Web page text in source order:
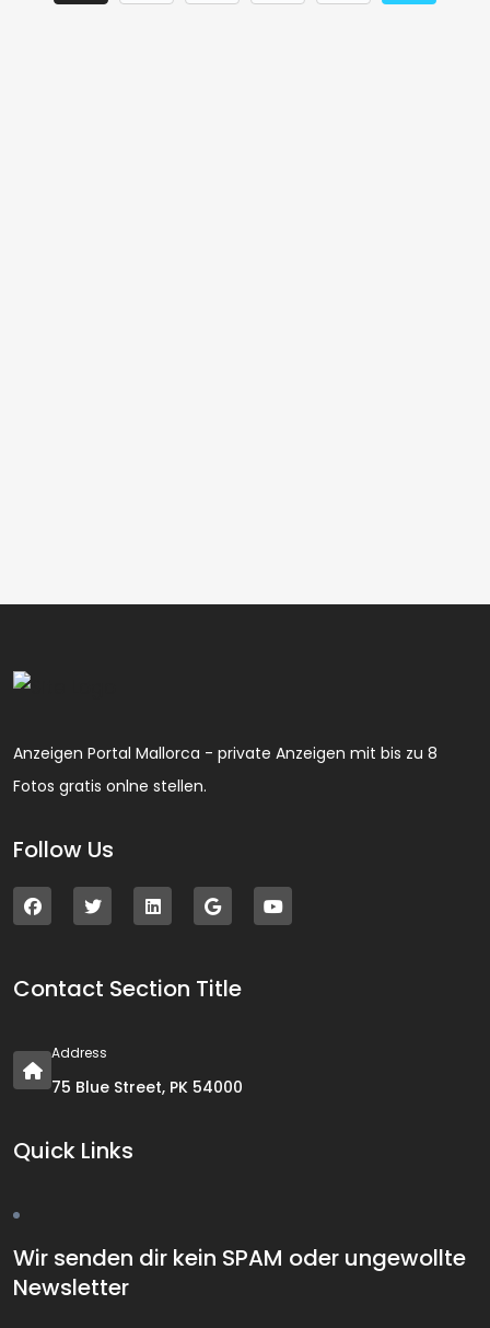
Anzeigen Portal Mallorca - private Anzeigen mit bis zu 8
Fotos gratis onlne stellen.
Follow Us
Contact Section Title
Address
75 Blue Street, PK 54000
Quick Links
Wir senden dir kein SPAM oder ungewollte
Newsletter